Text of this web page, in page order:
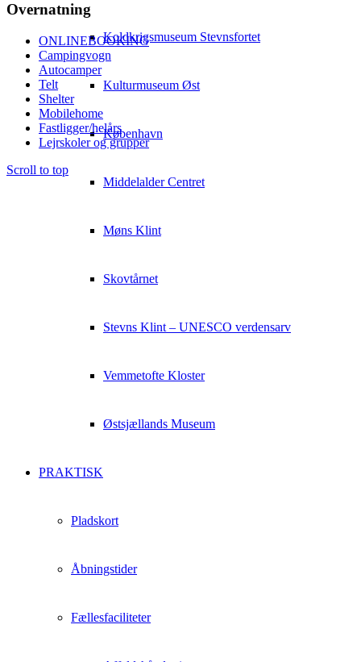
Koldkrigsmuseum Stevnsfortet
Kulturmuseum Øst
København
Middelalder Centret
Møns Klint
Skovtårnet
Stevns Klint – UNESCO verdensarv
Vemmetofte Kloster
Østsjællands Museum
PRAKTISK
Pladskort
Åbningstider
Fællesfaciliteter
Overnatning
ONLINEBOOKING
Campingvogn
Autocamper
Telt
Shelter
Mobilehome
Fastligger/helårs
Lejrskoler og grupper
Scroll to top